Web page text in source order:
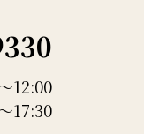
12:00
17:30